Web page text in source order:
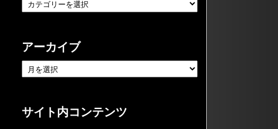
アーカイブ
サイト内コンテンツ